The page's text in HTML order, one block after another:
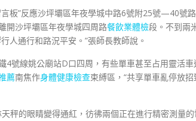
板”反應沙坪壩區年夜學城中路6號附25號—40號路
開沙坪壩區年夜學城四周路餐飲業體檢段。不到兩
人通行和路況平安。”張師長教師說。
4號線姚公廟站D口四周，有些單車甚至占用靈活車
薦南焦作身體健康檢查束縛區，“共享單車亂停放招
秤的眼睛變得通紅，彷彿兩個正在進行精密測量